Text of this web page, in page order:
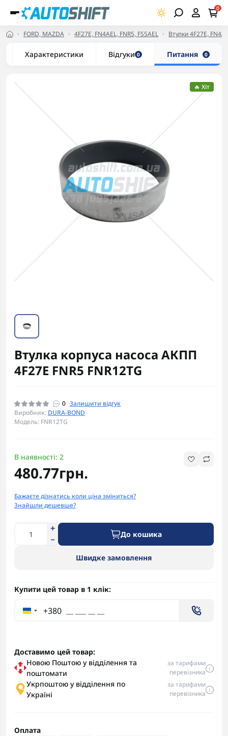
0
FORD, MAZDA 4F27E, FN4AEL, FNR5, FS5AEL Втулки 4F27E,
Характеристики Відгуки 0 Питання 0
🔥 Хіт
Втулка корпуса насоса АКПП
4F27E FNR5 FNR12TG
0 Залишити відгук
Виробник: DURA-BOND
Модель: FNR12TG
В наявності: 2
480.77грн.
Бажаєте дізнатись коли ціна зміниться?
Знайшли дешевше?
До кошика
Швидке замовлення
Купити цей товар в 1 клік:
+380
Доставимо цей товар:
Новою Поштою у відділення та
поштомати
за тарифами
перевізника
Укрпоштою у відділення по
Україні
за тарифами
перевізника
Оплата